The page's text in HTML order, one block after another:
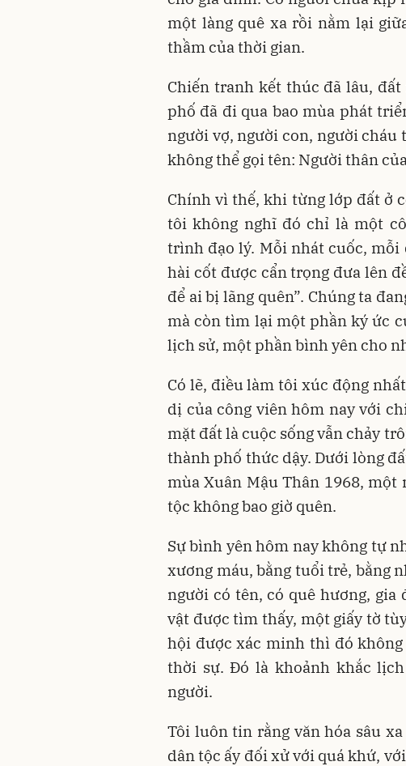
một làng quê xa rồi nằm lại
thầm của thời gian.
Chiến tranh kết thúc đã lâu,
phố đã đi qua bao mùa phát
người vợ, người con, người
không thể gọi tên: Người thân
Chính vì thế, khi từng lớp đất ở
tôi không nghĩ đó chỉ là một
trình đạo lý. Mỗi nhát cuốc,
hài cốt được cẩn trọng đưa lên
để ai bị lãng quên”. Chúng ta
mà còn tìm lại một phần ký ức
lịch sử, một phần bình yên cho
Có lẽ, điều làm tôi xúc động
dị của công viên hôm nay với
mặt đất là cuộc sống vẫn chảy
thành phố thức dậy. Dưới lòng
mùa Xuân Mậu Thân 1968,
tộc không bao giờ quên.
Sự bình yên hôm nay không tự
xương máu, bằng tuổi trẻ, bằng
người có tên, có quê hương,
vật được tìm thấy, một giấy tờ
hội được xác minh thì đó
thời sự. Đó là khoảnh khắc
người.
Tôi luôn tin rằng văn hóa sâu
dân tộc ấy đối xử với quá khứ,